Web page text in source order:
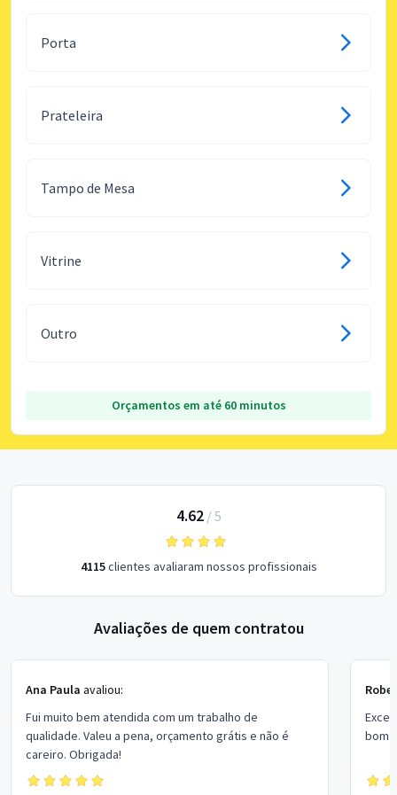
Porta
Prateleira
Tampo de Mesa
Vitrine
Outro
Orçamentos em até 60 minutos
4.62/ 5
4115clientes avaliaram nossos profissionais
Avaliações de quem contratou
Ana Paula avaliou:
Fui muito bem atendida com um trabalho de
qualidade. Valeu a pena, orçamento grátis e não é
careiro. Obrigada!
bom